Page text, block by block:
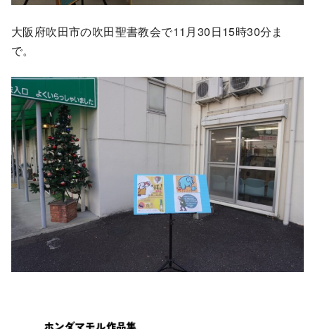
大阪府吹田市の吹田聖書教会で11月30日15時30分ま
で。